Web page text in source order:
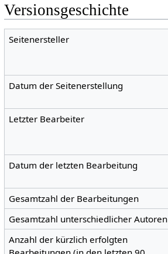
Versionsgeschichte
Seitenersteller
Datum der Seitenerstellung
Letzter Bearbeiter
Datum der letzten Bearbeitung
Gesamtzahl der Bearbeitungen
Gesamtzahl unterschiedlicher Autoren
Anzahl der kürzlich erfolgten